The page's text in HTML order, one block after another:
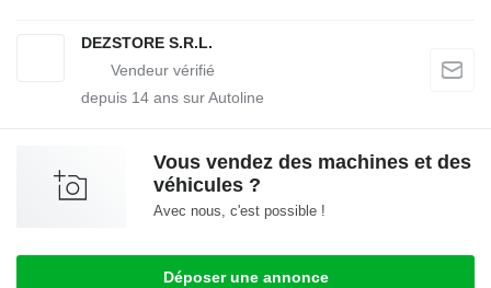
DEZSTORE S.R.L.
depuis 14 ans sur Autoline
Vous vendez des machines et des
véhicules ?
Avec nous, c'est possible !
Déposer une annonce